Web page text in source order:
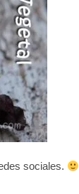
sociales.